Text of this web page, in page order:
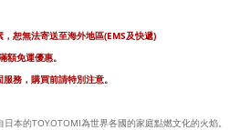
恕無法寄送至海外地區(EMS及快遞)
免運優惠。
務，購買前請特別注意。
本的TOYOTOMI為世界各國的家庭點燃文化的火焰。